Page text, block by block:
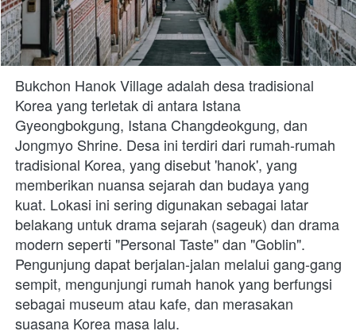
Bukchon Hanok Village adalah desa tradisional
Korea yang terletak di antara Istana
Gyeongbokgung, Istana Changdeokgung, dan
Jongmyo Shrine. Desa ini terdiri dari rumah-rumah
tradisional Korea, yang disebut 'hanok', yang
memberikan nuansa sejarah dan budaya yang
kuat. Lokasi ini sering digunakan sebagai latar
belakang untuk drama sejarah (sageuk) dan drama
modern seperti "Personal Taste" dan "Goblin".
Pengunjung dapat berjalan-jalan melalui gang-gang
sempit, mengunjungi rumah hanok yang berfungsi
sebagai museum atau kafe, dan merasakan
suasana Korea masa lalu.